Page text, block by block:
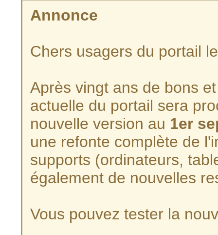
Annonce
Chers usagers du portail
Après vingt ans de bons
actuelle du portail sera
nouvelle version au 1er
une refonte complète de
supports (ordinateurs,
également de nouvelles
Vous pouvez tester la